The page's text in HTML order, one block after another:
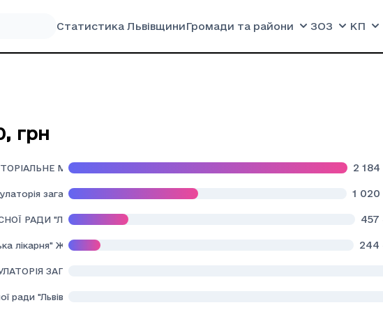
Статистика ЛьвівщиниГромади та райони ЗОЗ КП
, грн
МЕДИЧНЕ ОБ'ЄДНАННЯ " КЛІНІЧНА ЛІКАРНЯ ПЛАНОВОГО 2
загальної практики - сімейної медицини" Гніздичівської селищної ради
1 020
РАДИ "ЛЬВІВСЬКИЙ ОБЛАСНИЙ КЛІНІЧНИЙ ПЕРИНАТАЛЬНИЙ ЦЕНТР" 457
лікарня" Журавнівської селищної ради Львівської області 244
ЗАГАЛЬНОЇ ПРАКТИКИ СІМЕЙНОЇ МЕДИЦИНИ" РУДКІВСЬКОЇ
ради "Львівська медична академія ім. А. Крупинського"